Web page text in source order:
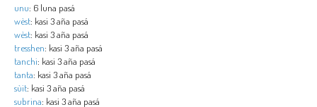
unu: 6 luna pasá
wèst: kasi 3 aña pasá
wèst: kasi 3 aña pasá
tresshen: kasi 3 aña pasá
tanchi: kasi 3 aña pasá
tanta: kasi 3 aña pasá
sùit: kasi 3 aña pasá
subrina: kasi 3 aña pasá